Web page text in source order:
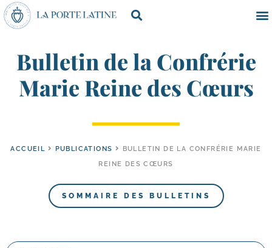
Bulletin de la Confrérie
Marie Reine des Cœurs
ACCUEIL PUBLICATIONS
BULLETIN DE LA CONFRÉRIE MARIE
REINE DES CŒURS
SOMMAIRE DES BULLETINS